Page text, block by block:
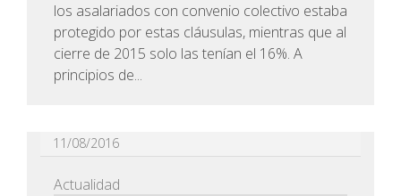
los asalariados con convenio colectivo estaba
protegido por estas cláusulas, mientras que al
cierre de 2015 solo las tenían el 16%. A
principios de...
11/08/2016
Actualidad